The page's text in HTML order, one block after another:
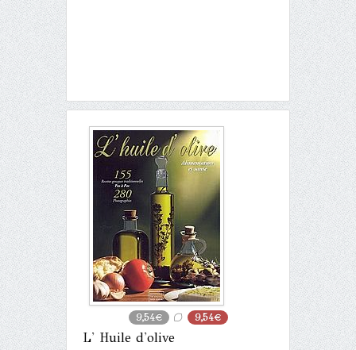
9,54€ 9,54€
L' Huile d'olive